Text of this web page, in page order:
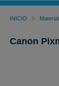
INICIO
Canon